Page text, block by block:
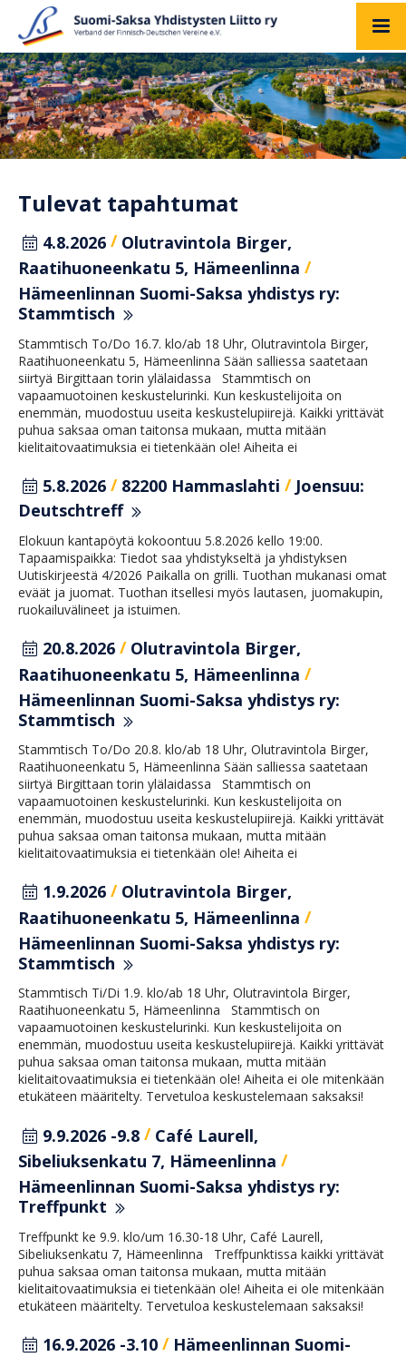
Tulevat tapahtumat
4.8.2026 / Olutravintola Birger,
Raatihuoneenkatu 5, Hämeenlinna /
Hämeenlinnan Suomi-Saksa yhdistys ry:
Stammtisch
Stammtisch To/Do 16.7. klo/ab 18 Uhr, Olutravintola Birger,
Raatihuoneenkatu 5, Hämeenlinna Sään salliessa saatetaan
siirtyä Birgittaan torin ylälaidassa Stammtisch on
vapaamuotoinen keskustelurinki. Kun keskustelijoita on
enemmän, muodostuu useita keskustelupiirejä. Kaikki yrittävät
puhua saksaa oman taitonsa mukaan, mutta mitään
kielitaitovaatimuksia ei tietenkään ole! Aiheita ei
5.8.2026 / 82200 Hammaslahti / Joensuu:
Deutschtreff
Elokuun kantapöytä kokoontuu 5.8.2026 kello 19:00.
Tapaamispaikka: Tiedot saa yhdistykseltä ja yhdistyksen
Uutiskirjeestä 4/2026 Paikalla on grilli. Tuothan mukanasi omat
eväät ja juomat. Tuothan itsellesi myös lautasen, juomakupin,
ruokailuvälineet ja istuimen.
20.8.2026 / Olutravintola Birger,
Raatihuoneenkatu 5, Hämeenlinna /
Hämeenlinnan Suomi-Saksa yhdistys ry:
Stammtisch
Stammtisch To/Do 20.8. klo/ab 18 Uhr, Olutravintola Birger,
Raatihuoneenkatu 5, Hämeenlinna Sään salliessa saatetaan
siirtyä Birgittaan torin ylälaidassa Stammtisch on
vapaamuotoinen keskustelurinki. Kun keskustelijoita on
enemmän, muodostuu useita keskustelupiirejä. Kaikki yrittävät
puhua saksaa oman taitonsa mukaan, mutta mitään
kielitaitovaatimuksia ei tietenkään ole! Aiheita ei
1.9.2026 / Olutravintola Birger,
Raatihuoneenkatu 5, Hämeenlinna /
Hämeenlinnan Suomi-Saksa yhdistys ry:
Stammtisch
Stammtisch Ti/Di 1.9. klo/ab 18 Uhr, Olutravintola Birger,
Raatihuoneenkatu 5, Hämeenlinna Stammtisch on
vapaamuotoinen keskustelurinki. Kun keskustelijoita on
enemmän, muodostuu useita keskustelupiirejä. Kaikki yrittävät
puhua saksaa oman taitonsa mukaan, mutta mitään
kielitaitovaatimuksia ei tietenkään ole! Aiheita ei ole mitenkään
etukäteen määritelty. Tervetuloa keskustelemaan saksaksi!
9.9.2026 -9.8 / Café Laurell,
Sibeliuksenkatu 7, Hämeenlinna /
Hämeenlinnan Suomi-Saksa yhdistys ry:
Treffpunkt
Treffpunkt ke 9.9. klo/um 16.30-18 Uhr, Café Laurell,
Sibeliuksenkatu 7, Hämeenlinna Treffpunktissa kaikki yrittävät
puhua saksaa oman taitonsa mukaan, mutta mitään
kielitaitovaatimuksia ei tietenkään ole! Aiheita ei ole mitenkään
etukäteen määritelty. Tervetuloa keskustelemaan saksaksi!
16.9.2026 -3.10 / Hämeenlinnan Suomi-